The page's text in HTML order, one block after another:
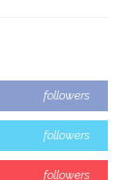
followers
followers
followers